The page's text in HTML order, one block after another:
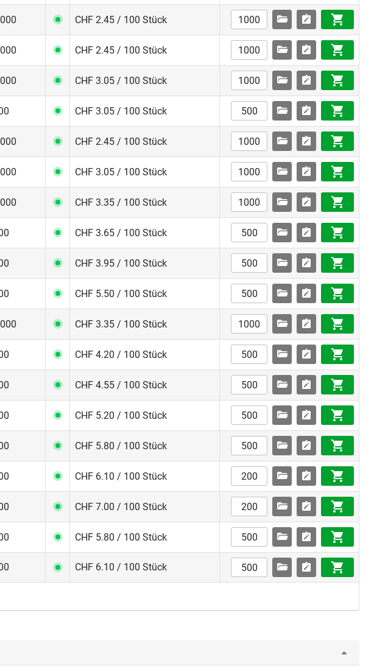
CHF 2.45 / 100 Stück
CHF 2.45 / 100 Stück
CHF 3.05 / 100 Stück
CHF 3.05 / 100 Stück
CHF 2.45 / 100 Stück
CHF 3.05 / 100 Stück
CHF 3.35 / 100 Stück
CHF 3.65 / 100 Stück
CHF 3.95 / 100 Stück
CHF 5.50 / 100 Stück
CHF 3.35 / 100 Stück
CHF 4.20 / 100 Stück
CHF 4.55 / 100 Stück
CHF 5.20 / 100 Stück
CHF 5.80 / 100 Stück
CHF 6.10 / 100 Stück
CHF 7.00 / 100 Stück
CHF 5.80 / 100 Stück
CHF 6.10 / 100 Stück